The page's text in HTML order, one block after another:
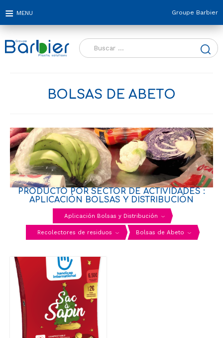
Groupe Barbier
Buscar:
BOLSAS DE ABETO
PRODUCTO POR SECTOR DE ACTIVIDADES :
APLICACIÓN BOLSAS Y DISTRIBUCIÓN
Aplicación Bolsas y Distribución
Recolectores de residuos Bolsas de Abeto